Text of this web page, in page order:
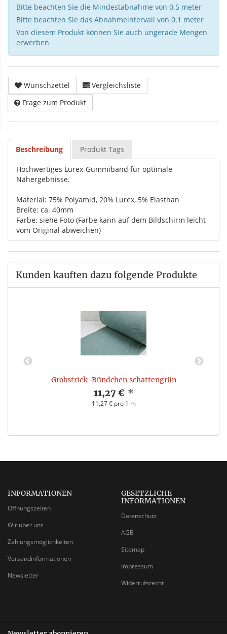
Bitte beachten Sie die Mindestabnahme von 0.5 meter
Bitte beachten Sie das Abnahmeintervall von 0.1 meter
Von diesem Produkt können Sie auch ungerade Mengen
erwerben
Wunschzettel
Vergleichsliste
Frage zum Produkt
Beschreibung Produkt Tags
Hochwertiges Lurex-Gummiband für optimale
Nähergebnisse.
Material: 75% Polyamid, 20% Lurex, 5% Elasthan
Breite: ca. 40mm
Farbe: siehe Foto (Farbe kann auf dem Bildschirm leicht
vom Original abweichen)
Kunden kauften dazu folgende Produkte
Grobstrick-Bündchen schattengrün
11,27 € *
11,27 € pro 1 m
INFORMATIONEN
Öffnungszeiten
Wir über uns
Zahlungsmöglichkeiten
Versandinformationen
Newsletter
GESETZLICHE
INFORMATIONEN
Datenschutz
AGB
Sitemap
Impressum
Widerrufsrecht